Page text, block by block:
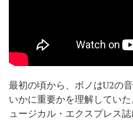
最初の頃から、ボノはU2の
いかに重要かを理解してい
ュージカル・エクスプレス誌